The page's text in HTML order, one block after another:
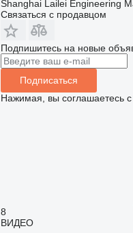
Shanghai Lailei Engineering
Связаться с продавцом
Подпишитесь на новые
Подписаться
Нажимая, вы соглашаетесь
8
ВИДЕО